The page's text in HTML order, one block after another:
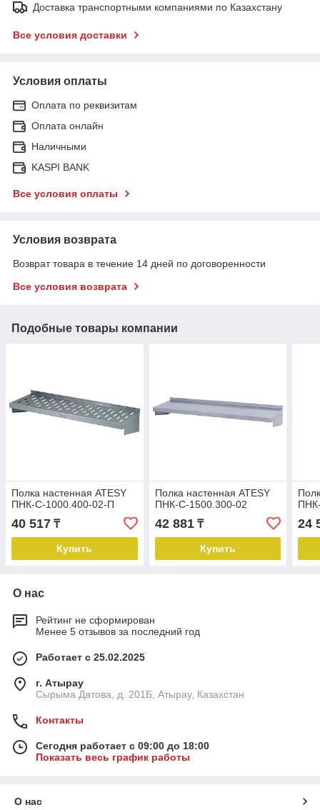
Доставка транспортными компаниями по Казахстану
Все условия доставки
Условия оплаты
Оплата по реквизитам
Оплата онлайн
Наличными
KASPI BANK
Все условия оплаты
Условия возврата
Возврат товара в течение 14 дней по договоренности
Все условия возврата
Подобные товары компании
Полка настенная ATESY
ПНК-С-1000.400-02-П
40 517 ₸
Купить
Полка настенная ATESY
ПНК-С-1500.300-02
42 881₸
Купить
24
О нас
Рейтинг не сформирован
Менее 5 отзывов за последний год
Работает с 25.02.2025
г. Атырау
Сырыма Датова, д. 201Б, Атырау, Казахстан
Контакты
Сегодня работает с 09:00 до 18:00
Показать весь график работы
О нас